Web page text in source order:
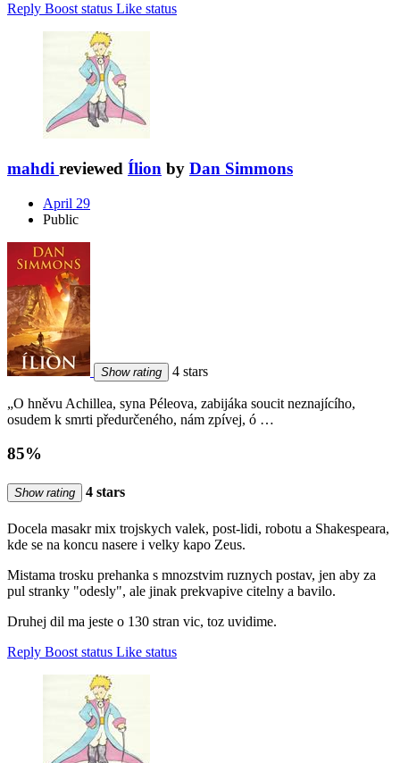
Reply Boost status Like status
mahdi reviewed Ílion by Dan Simmons
April 29
Public
Show rating 4 stars
„O hněvu Achillea, syna Péleova, zabijáka soucit neznajícího,
osudem k smrti předurčeného, nám zpívej, ó …
85%
Show rating 4 stars
Docela masakr mix trojskych valek, post-lidi, robotu a Shakespeara,
kde se na koncu nasere i velky kapo Zeus.
Mistama trosku prehanka s mnozstvim ruznych postav, jen aby za
pul stranky "odesly", ale jinak prekvapive citelny a bavilo.
Druhej dil ma jeste o 130 stran vic, toz uvidime.
Reply Boost status Like status